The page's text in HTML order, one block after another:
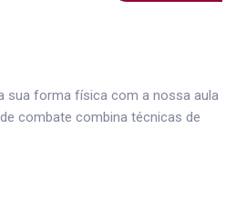
sua forma física com a nossa aula
combate combina técnicas de